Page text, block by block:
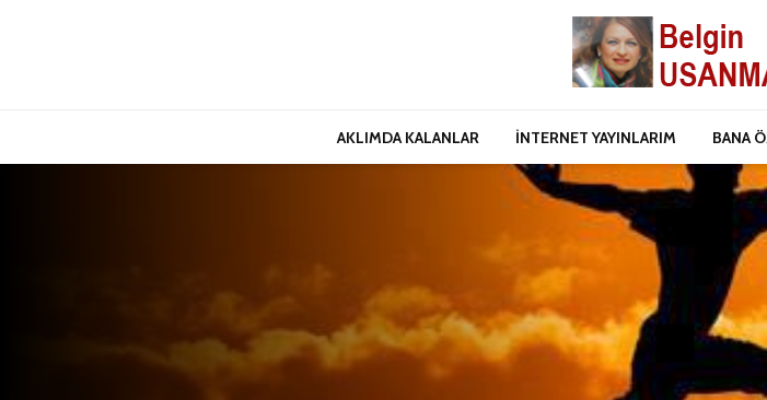
AKLIMDA KALANLAR İNTERNET YAYINLARIM BANA